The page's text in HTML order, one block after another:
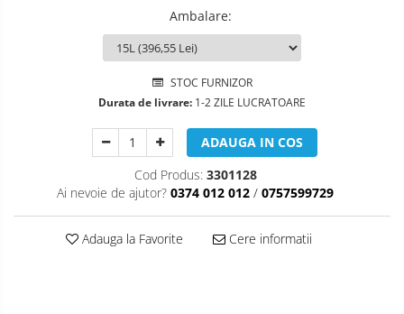
Ambalare:
STOC FURNIZOR
Durata de livrare: 1-2 ZILE LUCRATOARE
ADAUGA IN COS
Cod Produs: 3301128
Ai nevoie de ajutor? 0374 012 012 / 0757599729
Adauga la Favorite Cere informatii